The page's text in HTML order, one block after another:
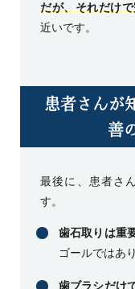
だが、それだけ
近いです。
患者さんが
善
最後に、患者さ
す。
歯石取りは重
ゴールではあ
歯ブラシだけ